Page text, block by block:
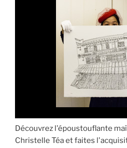
Découvrez l'époustouflante
Christelle Téa et faites